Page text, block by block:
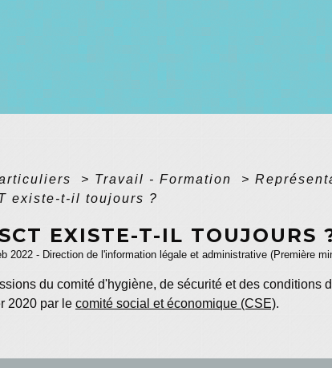
> Travail - Formation >
existe-t-il toujours ?
EXISTE-T-IL TOUJOURS
2022 - Direction de l'information légale et administrative (Première
du comité d'hygiène, de sécurité et des conditions
2020 par le comité social et économique (CSE).